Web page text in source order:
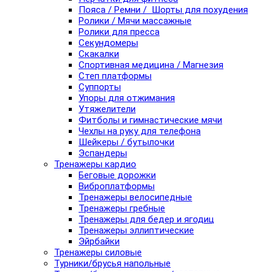
Пояса / Ремни / Шорты для похудения
Ролики / Мячи массажные
Ролики для пресса
Секундомеры
Скакалки
Спортивная медицина / Магнезия
Степ платформы
Суппорты
Упоры для отжимания
Утяжелители
Фитболы и гимнастические мячи
Чехлы на руку для телефона
Шейкеры / бутылочки
Эспандеры
Тренажеры кардио
Беговые дорожки
Виброплатформы
Тренажеры велосипедные
Тренажеры гребные
Тренажеры для бедер и ягодиц
Тренажеры эллиптические
Эйрбайки
Тренажеры силовые
Турники/брусья напольные